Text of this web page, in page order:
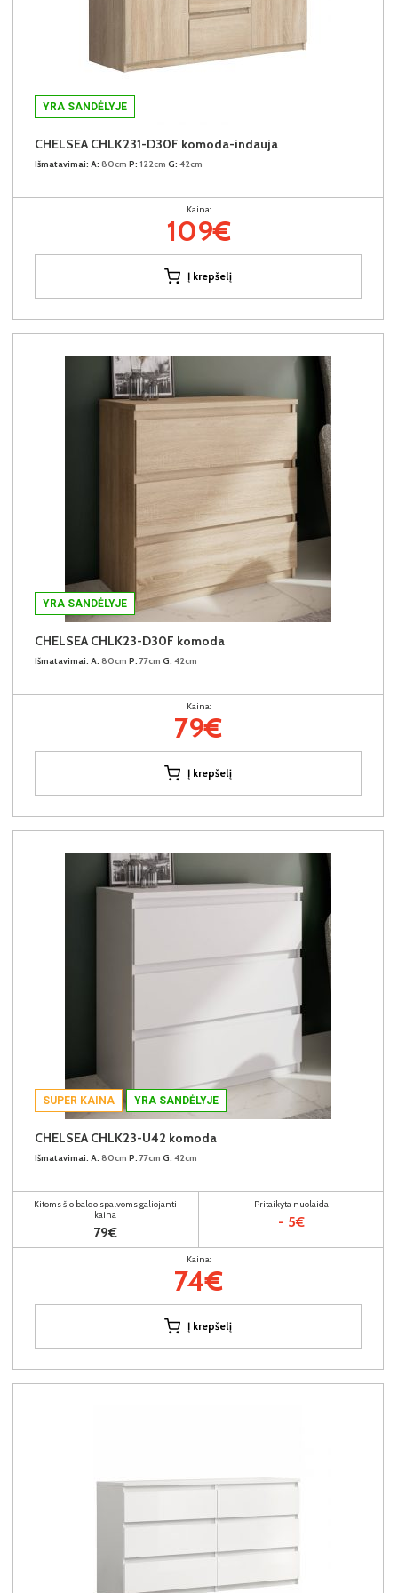
YRA SANDĖLYJE
CHELSEA CHLK231-D30F komoda-indauja
Išmatavimai: A: 80cm P: 122cm G: 42cm
Kaina:
109€
Į krepšelį
YRA SANDĖLYJE
CHELSEA CHLK23-D30F komoda
Išmatavimai: A: 80cm P: 77cm G: 42cm
Kaina:
79€
Į krepšelį
SUPER KAINA YRA SANDĖLYJE
CHELSEA CHLK23-U42 komoda
Išmatavimai: A: 80cm P: 77cm G: 42cm
Kitoms šio baldo spalvoms galiojanti
kaina
79€
Pritaikyta nuolaida
- 5€
Kaina:
74€
Į krepšelį